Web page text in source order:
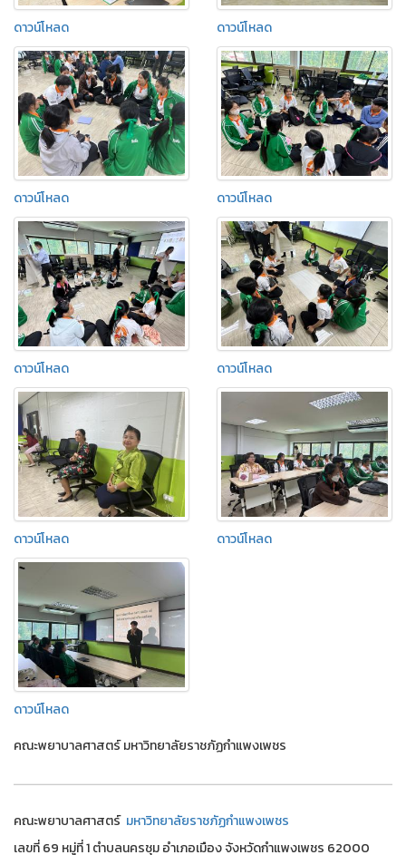
ดาวน์โหลด ดาวน์โหลด
ดาวน์โหลด ดาวน์โหลด
ดาวน์โหลด ดาวน์โหลด
ดาวน์โหลด ดาวน์โหลด
ดาวน์โหลด
คณะพยาบาลศาสตร์ มหาวิทยาลัยราชภัฏกำแพงเพชร
คณะพยาบาลศาสตร์ มหาวิทยาลัยราชภัฏกำแพงเพชร
เลขที่ 69 หมู่ที่ 1 ตำบลนครชุม อำเภอเมือง จังหวัดกำแพงเพชร 62000